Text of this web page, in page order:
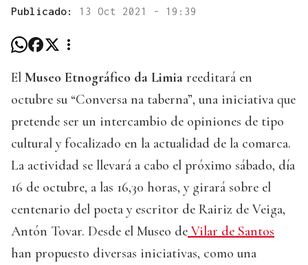
Publicado: 13 Oct 2021 - 19:39
El Museo Etnográfico da Limia reeditará en
octubre su “Conversa na taberna”, una iniciativa que
pretende ser un intercambio de opiniones de tipo
cultural y focalizado en la actualidad de la comarca.
La actividad se llevará a cabo el próximo sábado, día
16 de octubre, a las 16,30 horas, y girará sobre el
centenario del poeta y escritor de Rairiz de Veiga,
Antón Tovar. Desde el Museo de Vilar de Santos
han propuesto diversas iniciativas, como una